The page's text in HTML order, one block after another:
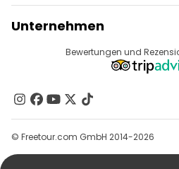
Anbieter-Anmeldung
Affiliate-Programm
Unternehmen
Reiseziele
Kontakt
Gruppen
Hilfe
Bewertungen und
© Freetour.com GmbH 2014-2026